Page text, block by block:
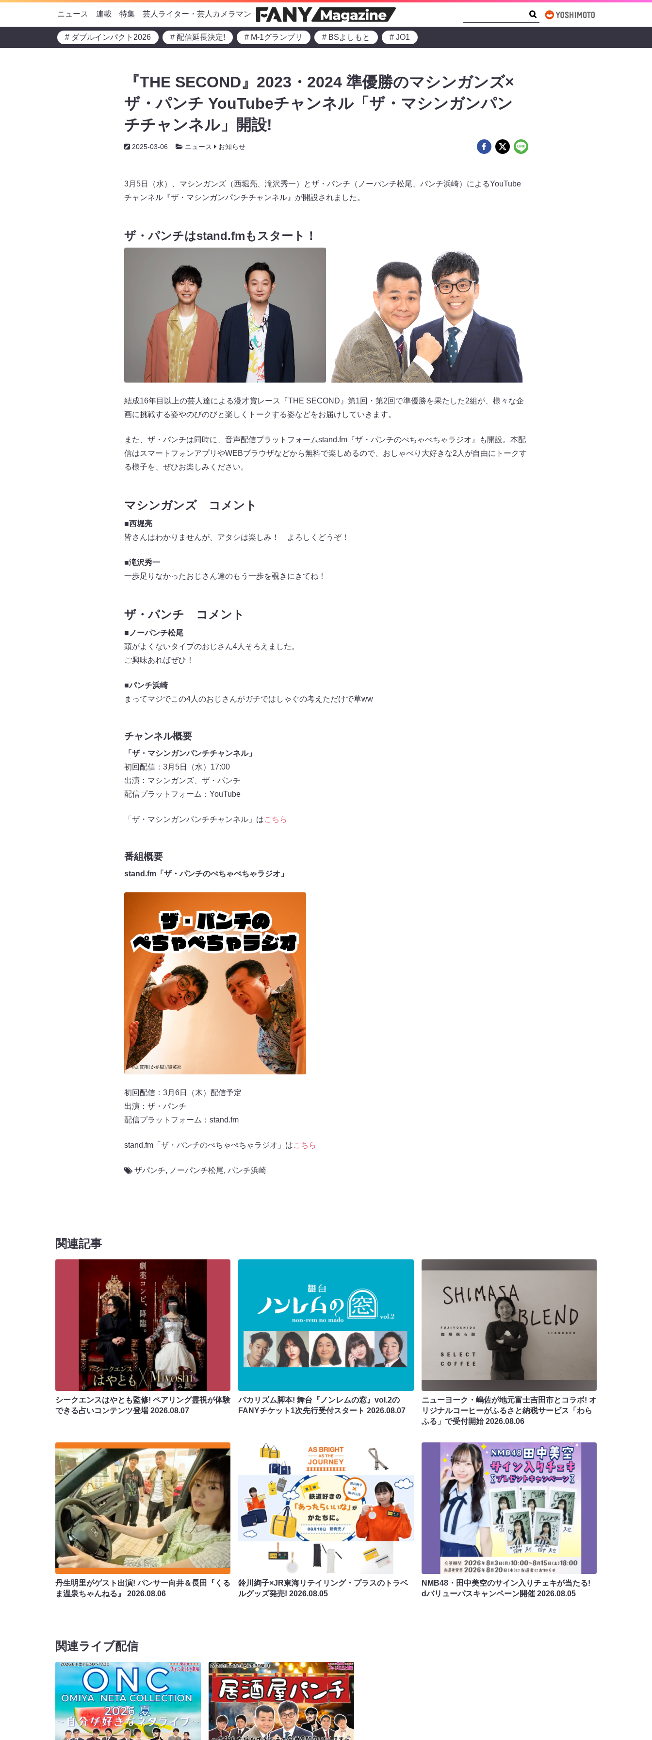
ニュース 連載 特集 芸人ライター・芸人カメラマン
# ダブルインパクト2026 # 配信延長決定! # M-1グランプリ # BSよしもと # JO1
『THE SECOND』2023・2024 準優勝のマシンガンズ×
ザ・パンチ YouTubeチャンネル「ザ・マシンガンパン
チチャンネル」開設!
2025-03-06 ニュース お知らせ
3月5日（水）、マシンガンズ（西堀亮、滝沢秀一）とザ・パンチ（ノーパンチ松尾、パンチ浜崎）によるYouTube
チャンネル『ザ・マシンガンパンチチャンネル』が開設されました。
ザ・パンチはstand.fmもスタート！
結成16年目以上の芸人達による漫才賞レース『THE SECOND』第1回・第2回で準優勝を果たした2組が、様々な企
画に挑戦する姿やのびのびと楽しくトークする姿などをお届けしていきます。
また、ザ・パンチは同時に、音声配信プラットフォームstand.fm『ザ・パンチのぺちゃぺちゃラジオ』も開設。本配
信はスマートフォンアプリやWEBブラウザなどから無料で楽しめるので、おしゃべり大好きな2人が自由にトークす
る様子を、ぜひお楽しみください。
マシンガンズ コメント
■西堀亮
皆さんはわかりませんが、アタシは楽しみ！ よろしくどうぞ！
■滝沢秀一
一歩足りなかったおじさん達のもう一歩を覗きにきてね！
ザ・パンチ コメント
■ノーパンチ松尾
頭がよくないタイプのおじさん4人そろえました。
ご興味あればぜひ！
■パンチ浜崎
まってマジでこの4人のおじさんがガチではしゃぐの考えただけで草ww
チャンネル概要
「ザ・マシンガンパンチチャンネル」
初回配信：3月5日（水）17:00
出演：マシンガンズ、ザ・パンチ
配信プラットフォーム：YouTube
「ザ・マシンガンパンチチャンネル」はこちら
番組概要
stand.fm「ザ・パンチのぺちゃぺちゃラジオ」
初回配信：3月6日（木）配信予定
出演：ザ・パンチ
配信プラットフォーム：stand.fm
stand.fm「ザ・パンチのぺちゃぺちゃラジオ」はこちら
ザパンチ, ノーパンチ松尾, パンチ浜崎
関連記事
シークエンスはやとも監修! ペアリング霊視が体験
できる占いコンテンツ登場2026.08.07
バカリズム脚本! 舞台『ノンレムの窓』vol.2の
FANYチケット1次先行受付スタート2026.08.07
ニューヨーク・嶋佐が地元富士吉田市とコラボ! オ
リジナルコーヒーがふるさと納税サービス「わら
ふる」で受付開始2026.08.06
丹生明里がゲスト出演! パンサー向井＆長田『くる
ま温泉ちゃんねる』 2026.08.06
鈴川絢子×JR東海リテイリング・プラスのトラベ
ルグッズ発売!2026.08.05
NMB48・田中美空のサイン入りチェキが当たる!
dバリューパスキャンペーン開催 2026.08.05
関連ライブ配信